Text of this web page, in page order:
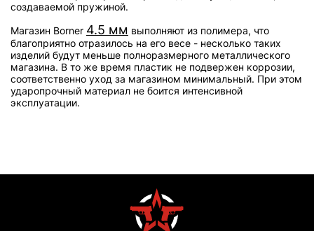
создаваемой пружиной.
Магазин Borner 4.5 мм выполняют из полимера, что
благоприятно отразилось на его весе - несколько таких
изделий будут меньше полноразмерного металлического
магазина. В то же время пластик не подвержен коррозии,
соответственно уход за магазином минимальный. При этом
ударопрочный материал не боится интенсивной
эксплуатации.